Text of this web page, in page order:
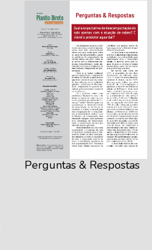
Perguntas & Respostas